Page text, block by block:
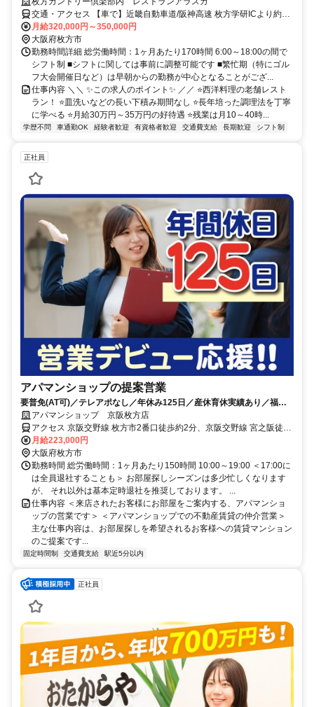
交通・アクセス 【車で】近畿自動車道/阪神高速 枚方学研ICより約10
分程度
月給320,000円～350,000円
大阪府枚方市
勤務時間詳細 総労働時間：1ヶ月あたり170時間 6:00～18:00の間で
シフト制 ■シフトに関しては事前に調整可能です ■繁忙期（特にゴル
フ大会開催日など）は早朝からの勤務が中心となることがござ...
仕事内容 ＼＼ ✨この求人のポイント✨ ／／ ⭐西洋料理の老舗レスト
ラン！ ⭐皿洗いなどの長い下積み期間なし ⭐長年培った調理法を丁寧
に学べる ⭐月給30万円～35万円の好待遇 ⭐残業は月10～40時...
学歴不問 車通勤OK 経験者歓迎 有資格者歓迎 交通費支給 長期歓迎 シフト制
正社員
アパマンショップの提案営業
要普免(AT可)／テレアポなし／年休み125日／産休育休実績あり／福利
厚生充実
アパマンショップ 京阪枚方店
アクセス 京阪交野線 枚方市2番口徒歩約2分、京阪交野線 宮之阪徒歩
約12分、京阪本線 枚方公園徒歩約13分 京阪本線「枚方市駅」より徒
歩2分
月給223,000円
大阪府枚方市
勤務時間 総労働時間：1ヶ月あたり150時間 10:00～19:00 ＜17:00に
は全員退社することも＞ お部屋探しシーズンは多少忙しくなります
が、 それ以外は基本定時退社を推奨しております。 ...
仕事内容 ＜来店されたお客様にお部屋をご案内する、アパマンショ
ップの営業です＞ ＜アパマンショップでの不動産賃貸の仲介営業＞
主な仕事内容は、お部屋探しを希望されるお客様への賃貸マンション
のご提案です...
固定時間制 交通費支給 駅近5分以内
正社員